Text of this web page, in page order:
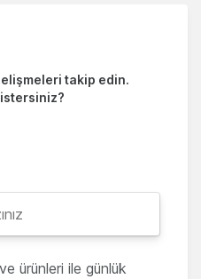
takip edin.
istersiniz?
ürünleri ile günlük